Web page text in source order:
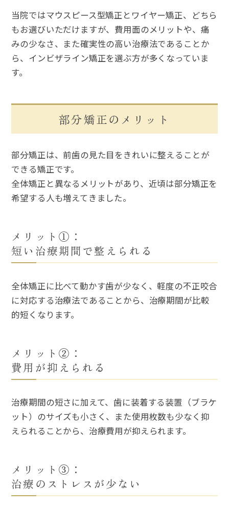
当院ではマウスピース型矯正とワイヤー矯正、どちら
もお選びいただけますが、費用面のメリットや、痛
みの少なさ、また確実性の高い治療法であることか
ら、インビザライン矯正を選ぶ方が多くなっていま
す。
部分矯正のメリット
部分矯正は、前歯の見た目をきれいに整えることが
できる矯正です。
全体矯正と異なるメリットがあり、近頃は部分矯正を
希望する人も増えてきました。
メリット①：
短い治療期間で整えられる
全体矯正に比べて動かす歯が少なく、軽度の不正咬合
に対応する治療法であることから、治療期間が比較
的短くなります。
メリット②：
費用が抑えられる
治療期間の短さに加えて、歯に装着する装置（ブラケ
ット）のサイズも小さく、また使用枚数も少なく抑
えられることから、治療費用が抑えられます。
メリット③：
治療のストレスが少ない